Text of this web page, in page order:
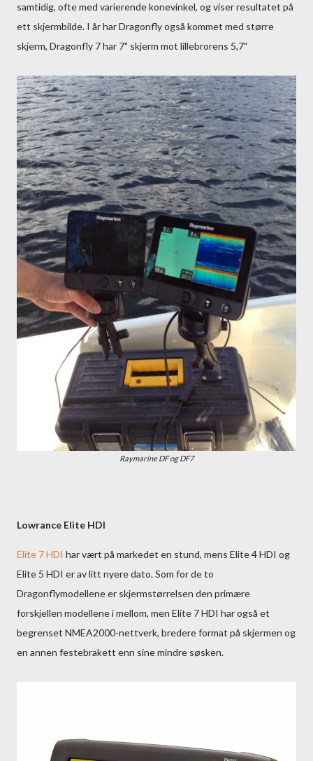
samtidig, ofte med varierende konevinkel, og viser resultatet på
ett skjermbilde. I år har Dragonfly også kommet med større
skjerm, Dragonfly 7 har 7" skjerm mot lillebrorens 5,7"
Raymarine DF og DF7
Lowrance Elite HDI
Elite 7 HDI har vært på markedet en stund, mens Elite 4 HDI og
Elite 5 HDI er av litt nyere dato. Som for de to
Dragonflymodellene er skjermstørrelsen den primære
forskjellen modellene i mellom, men Elite 7 HDI har også et
begrenset NMEA2000-nettverk, bredere format på skjermen og
en annen festebrakett enn sine mindre søsken.